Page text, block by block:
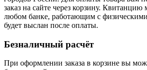
заказ на сайте через корзину.
любом банке, работающим с
будет выслан после оплаты.
Безналичный расчёт
При оформлении заказа в корзине вы